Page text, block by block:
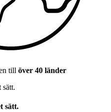
till över 40 länder
sätt.